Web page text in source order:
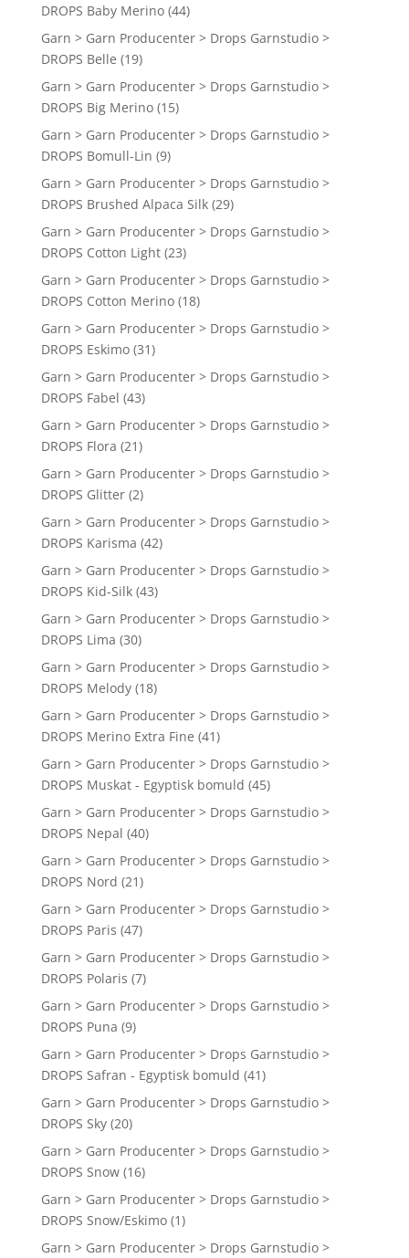
DROPS Baby Merino (44)
Garn > Garn Producenter > Drops Garnstudio >
DROPS Belle (19)
Garn > Garn Producenter > Drops Garnstudio >
DROPS Big Merino (15)
Garn > Garn Producenter > Drops Garnstudio >
DROPS Bomull-Lin (9)
Garn > Garn Producenter > Drops Garnstudio >
DROPS Brushed Alpaca Silk (29)
Garn > Garn Producenter > Drops Garnstudio >
DROPS Cotton Light (23)
Garn > Garn Producenter > Drops Garnstudio >
DROPS Cotton Merino (18)
Garn > Garn Producenter > Drops Garnstudio >
DROPS Eskimo (31)
Garn > Garn Producenter > Drops Garnstudio >
DROPS Fabel (43)
Garn > Garn Producenter > Drops Garnstudio >
DROPS Flora (21)
Garn > Garn Producenter > Drops Garnstudio >
DROPS Glitter (2)
Garn > Garn Producenter > Drops Garnstudio >
DROPS Karisma (42)
Garn > Garn Producenter > Drops Garnstudio >
DROPS Kid-Silk (43)
Garn > Garn Producenter > Drops Garnstudio >
DROPS Lima (30)
Garn > Garn Producenter > Drops Garnstudio >
DROPS Melody (18)
Garn > Garn Producenter > Drops Garnstudio >
DROPS Merino Extra Fine (41)
Garn > Garn Producenter > Drops Garnstudio >
DROPS Muskat - Egyptisk bomuld (45)
Garn > Garn Producenter > Drops Garnstudio >
DROPS Nepal (40)
Garn > Garn Producenter > Drops Garnstudio >
DROPS Nord (21)
Garn > Garn Producenter > Drops Garnstudio >
DROPS Paris (47)
Garn > Garn Producenter > Drops Garnstudio >
DROPS Polaris (7)
Garn > Garn Producenter > Drops Garnstudio >
DROPS Puna (9)
Garn > Garn Producenter > Drops Garnstudio >
DROPS Safran - Egyptisk bomuld (41)
Garn > Garn Producenter > Drops Garnstudio >
DROPS Sky (20)
Garn > Garn Producenter > Drops Garnstudio >
DROPS Snow (16)
Garn > Garn Producenter > Drops Garnstudio >
DROPS Snow/Eskimo (1)
Garn > Garn Producenter > Drops Garnstudio >